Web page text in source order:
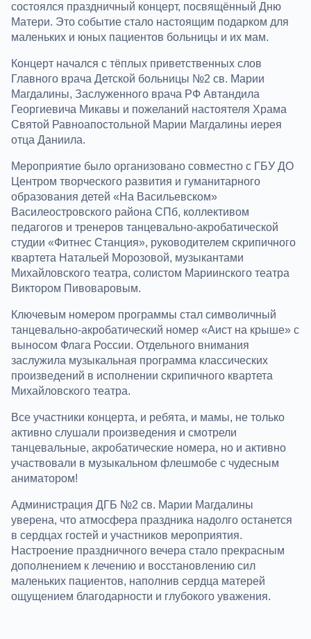
состоялся праздничный концерт, посвящённый Дню
Матери. Это событие стало настоящим подарком для
маленьких и юных пациентов больницы и их мам.
Концерт начался с тёплых приветственных слов
Главного врача Детской больницы №2 св. Марии
Магдалины, Заслуженного врача РФ Автандила
Георгиевича Микавы и пожеланий настоятеля Храма
Святой Равноапостольной Марии Магдалины иерея
отца Даниила.
Мероприятие было организовано совместно с ГБУ ДО
Центром творческого развития и гуманитарного
образования детей «На Васильевском»
Василеостровского района СПб, коллективом
педагогов и тренеров танцевально-акробатической
студии «Фитнес Станция», руководителем скрипичного
квартета Натальей Морозовой, музыкантами
Михайловского театра, солистом Мариинского театра
Виктором Пивоваровым.
Ключевым номером программы стал символичный
танцевально-акробатический номер «Аист на крыше» с
выносом Флага России. Отдельного внимания
заслужила музыкальная программа классических
произведений в исполнении скрипичного квартета
Михайловского театра.
Все участники концерта, и ребята, и мамы, не только
активно слушали произведения и смотрели
танцевальные, акробатические номера, но и активно
участвовали в музыкальном флешмобе с чудесным
аниматором!
Администрация ДГБ №2 св. Марии Магдалины
уверена, что атмосфера праздника надолго останется
в сердцах гостей и участников мероприятия.
Настроение праздничного вечера стало прекрасным
дополнением к лечению и восстановлению сил
маленьких пациентов, наполнив сердца матерей
ощущением благодарности и глубокого уважения.